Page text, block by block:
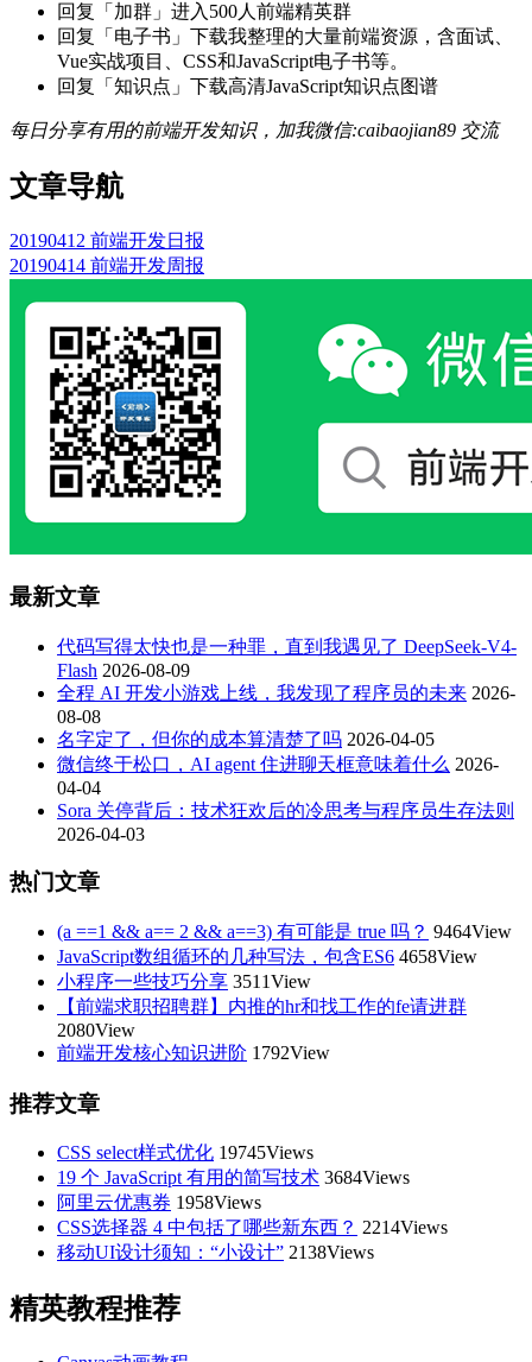
回复「加群」进入500人前端精英群
回复「电子书」下载我整理的大量前端资源，含面试、
Vue实战项目、CSS和JavaScript电子书等。
回复「知识点」下载高清JavaScript知识点图谱
每日分享有用的前端开发知识，加我微信:caibaojian89 交流
文章导航
20190412 前端开发日报
20190414 前端开发周报
最新文章
代码写得太快也是一种罪，直到我遇见了 DeepSeek-V4-
Flash 2026-08-09
全程 AI 开发小游戏上线，我发现了程序员的未来 2026-
08-08
名字定了，但你的成本算清楚了吗 2026-04-05
微信终于松口，AI agent 住进聊天框意味着什么 2026-
04-04
Sora 关停背后：技术狂欢后的冷思考与程序员生存法则
2026-04-03
热门文章
(a ==1 && a== 2 && a==3) 有可能是 true 吗？ 9464View
JavaScript数组循环的几种写法，包含ES6 4658View
小程序一些技巧分享 3511View
【前端求职招聘群】内推的hr和找工作的fe请进群
2080View
前端开发核心知识进阶 1792View
推荐文章
CSS select样式优化 19745Views
19 个 JavaScript 有用的简写技术 3684Views
阿里云优惠券 1958Views
CSS选择器 4 中包括了哪些新东西？ 2214Views
移动UI设计须知：“小设计” 2138Views
精英教程推荐